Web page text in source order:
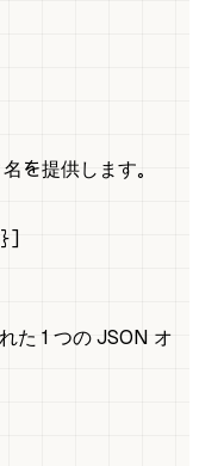
を提供します。
た 1 つの JSON オ